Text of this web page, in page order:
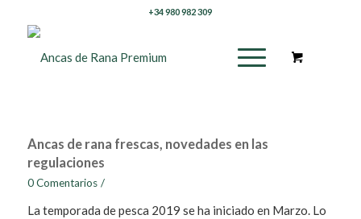
+34 980 982 309
Ancas de rana frescas, novedades en las
regulaciones
0 Comentarios /
La temporada de pesca 2019 se ha iniciado en Marzo. Lo